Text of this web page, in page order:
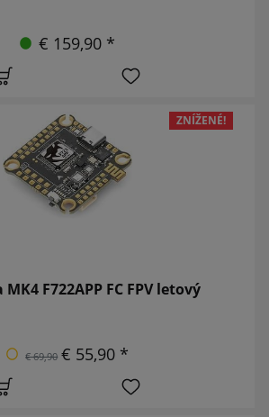
€ 159,90 *
ZNÍŽENÉ!
F722APP FC FPV letový
€ 69,90 € 55,90 *